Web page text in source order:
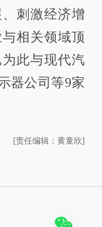
刺激经济增
相关领域顶
此与现代汽
器公司等9家
[责任编辑：黄童欣]